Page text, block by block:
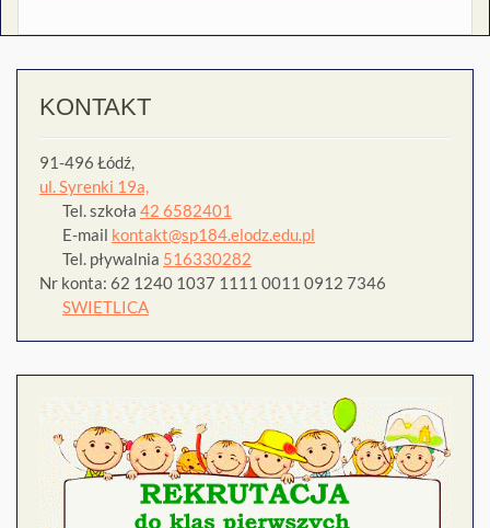
KONTAKT
91-496 Łódź,
ul. Syrenki 19a,
Tel. szkoła 42 6582401
E-mail kontakt@sp184.elodz.edu.pl
Tel. pływalnia 516330282
Nr konta: 62 1240 1037 1111 0011 0912 7346
SWIETLICA